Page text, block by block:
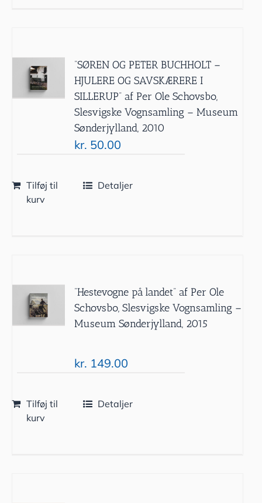
”SØREN OG PETER BUCHHOLT –
HJULERE OG SAVSKÆRERE I
SILLERUP” af Per Ole Schovsbo,
Slesvigske Vognsamling – Museum
Sønderjylland, 2010
kr. 50.00
Tilføj til
kurv
Detaljer
”Hestevogne på landet” af Per Ole
Schovsbo, Slesvigske Vognsamling –
Museum Sønderjylland, 2015
kr. 149.00
Tilføj til
kurv
Detaljer